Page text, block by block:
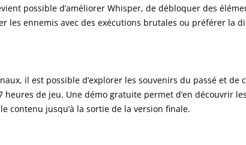
possible d’améliorer Whisper, de débloquer des
les ennemis avec des exécutions brutales ou préférer la
il est possible d’explorer les souvenirs du passé et de
de jeu. Une démo gratuite permet d’en découvrir
contenu jusqu’à la sortie de la version finale.